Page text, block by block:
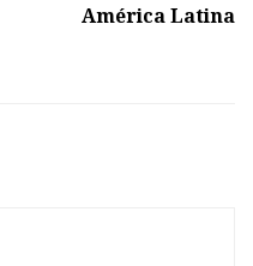
América Latina